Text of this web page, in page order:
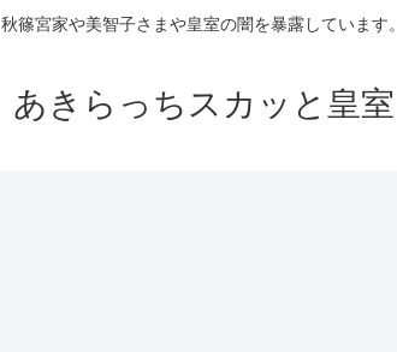
秋篠宮家や美智子さまや皇室の闇を暴露しています。
あきらっちスカッと皇室